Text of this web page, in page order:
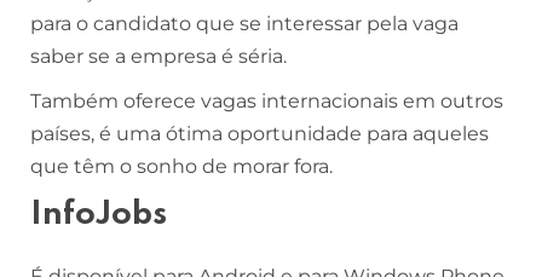
para o candidato que se interessar pela vaga
saber se a empresa é séria.
Também oferece vagas internacionais em outros
países, é uma ótima oportunidade para aqueles
que têm o sonho de morar fora.
InfoJobs